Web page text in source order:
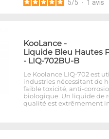
5/5 - 1 avis
KooLance -
Liquide Bleu Hautes
- LIQ-702BU-B
Le Koolance LIQ-702 est
industries nécessitant de
faible toxicité, anti-
biologique. Un liquide de
qualité est extrêmement